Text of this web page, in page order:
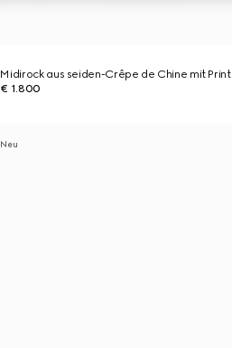
Midirock aus seiden-Crêpe de Chine mit Print
€ 1.800
Neu